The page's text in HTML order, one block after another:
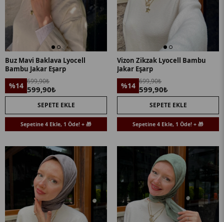
Buz Mavi Baklava Lyocell
Bambu Jakar Eşarp
%14 699,90₺
599,90₺
SEPETE EKLE
Sepetine 4 Ekle, 1 Öde! + 🎁
Vizon Zikzak Lyocell Bambu
Jakar Eşarp
%14 699,90₺
599,90₺
SEPETE EKLE
Sepetine 4 Ekle, 1 Öde! + 🎁